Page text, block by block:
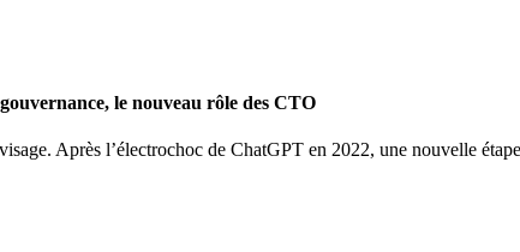
le nouveau rôle des CTO
Après l’électrochoc de ChatGPT en 2022, une nouvelle